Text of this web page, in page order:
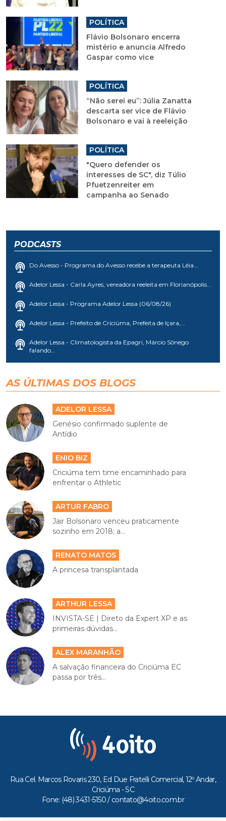
POLÍTICA
Flávio Bolsonaro encerra
mistério e anuncia Alfredo
Gaspar como vice
POLÍTICA
“Não serei eu”: Júlia Zanatta
descarta ser vice de Flávio
Bolsonaro e vai à reeleição
POLÍTICA
"Quero defender os
interesses de SC", diz Túlio
Pfuetzenreiter em
campanha ao Senado
PODCASTS
Do Avesso - Programa do Avesso recebe a terapeuta Léia...
Adelor Lessa - Carla Ayres, vereadora reeleita em Florianópolis...
Adelor Lessa - Programa Adelor Lessa (06/08/26)
Adelor Lessa - Prefeito de Criciúma, Prefeita de Içara,...
Adelor Lessa - Climatologista da Epagri, Márcio Sônego
falando...
AS ÚLTIMAS DOS BLOGS
ADELOR LESSA
Genésio confirmado suplente de
Antídio
ENIO BIZ
Criciúma tem time encaminhado para
enfrentar o Athletic
ARTUR FABRO
Jair Bolsonaro venceu praticamente
sozinho em 2018; a...
RENATO MATOS
A princesa transplantada
ARTHUR LESSA
INVISTA-SE | Direto da Expert XP e as
primeiras dúvidas...
ALEX MARANHÃO
A salvação financeira do Criciúma EC
passa por três...
Rua Cel. Marcos Rovaris 230, Ed Due Fratelli Comercial, 12º Andar,
Criciúma - SC
Fone: (48) 3431-5150 / contato@4oito.com.br